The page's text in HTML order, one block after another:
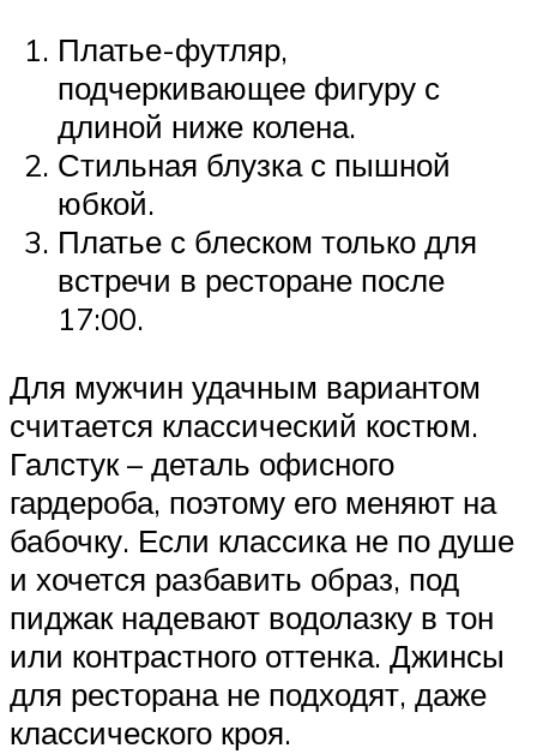
Платье-футляр,
подчеркивающее фигуру с
длиной ниже колена.
Стильная блузка с пышной
юбкой.
Платье с блеском только для
встречи в ресторане после
17:00.
Для мужчин удачным вариантом
считается классический костюм.
Галстук – деталь офисного
гардероба, поэтому его меняют на
бабочку. Если классика не по душе
и хочется разбавить образ, под
пиджак надевают водолазку в тон
или контрастного оттенка. Джинсы
для ресторана не подходят, даже
классического кроя.